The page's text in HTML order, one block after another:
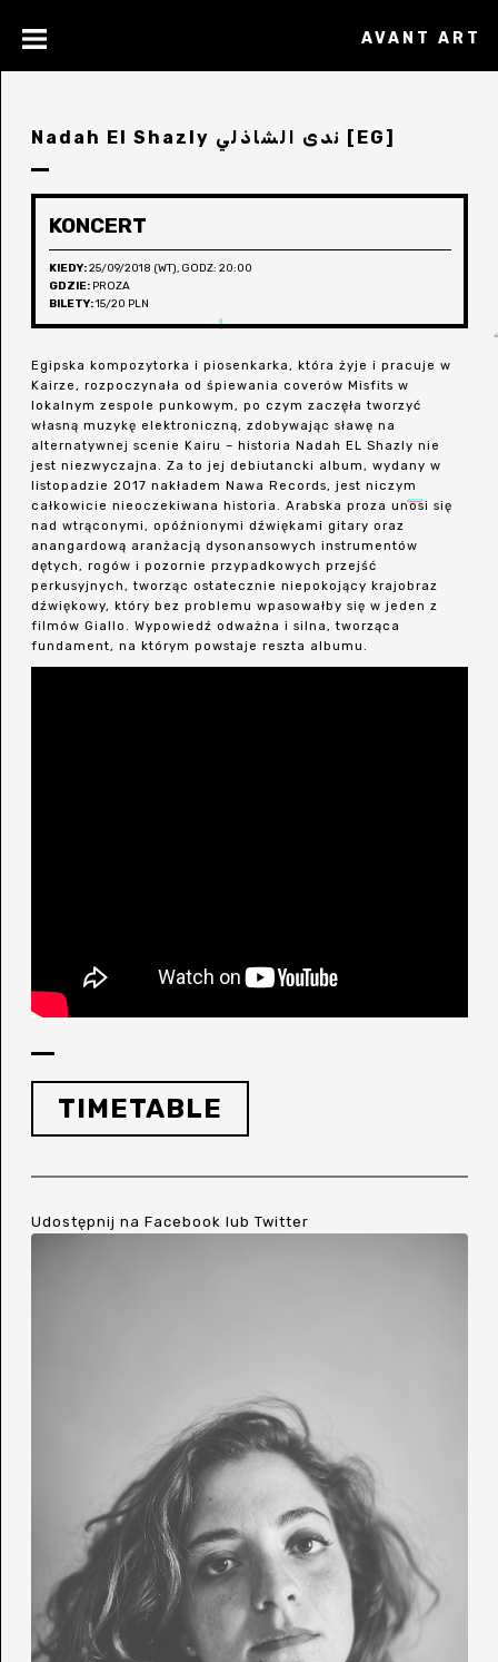
AVANT ART
Nadah El Shazly ندى الشاذلي [EG]
KONCERT
KIEDY:25/09/2018 (WT), GODZ: 20:00
GDZIE: PROZA
BILETY:15/20 PLN
Egipska kompozytorka i piosenkarka, która żyje i pracuje w
Kairze, rozpoczynała od śpiewania coverów Misfits w
lokalnym zespole punkowym, po czym zaczęła tworzyć
własną muzykę elektroniczną, zdobywając sławę na
alternatywnej scenie Kairu – historia Nadah EL Shazly nie
jest niezwyczajna. Za to jej debiutancki album, wydany w
listopadzie 2017 nakładem Nawa Records, jest niczym
całkowicie nieoczekiwana historia. Arabska proza unosi się
nad wtrąconymi, opóźnionymi dźwiękami gitary oraz
anangardową aranżacją dysonansowych instrumentów
dętych, rogów i pozornie przypadkowych przejść
perkusyjnych, tworząc ostatecznie niepokojący krajobraz
dźwiękowy, który bez problemu wpasowałby się w jeden z
filmów Giallo. Wypowiedź odważna i silna, tworząca
fundament, na którym powstaje reszta albumu.
TIMETABLE
Udostępnij na Facebook lub Twitter